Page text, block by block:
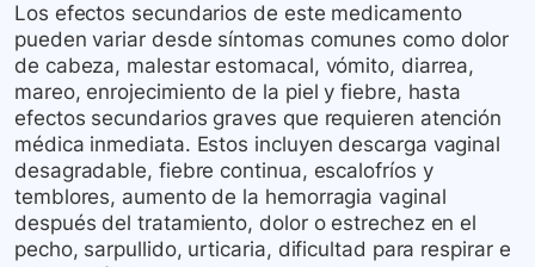
Los efectos secundarios de este medicamento
pueden variar desde síntomas comunes como dolor
de cabeza, malestar estomacal, vómito, diarrea,
mareo, enrojecimiento de la piel y fiebre, hasta
efectos secundarios graves que requieren atención
médica inmediata. Estos incluyen descarga vaginal
desagradable, fiebre continua, escalofríos y
temblores, aumento de la hemorragia vaginal
después del tratamiento, dolor o estrechez en el
pecho, sarpullido, urticaria, dificultad para respirar e